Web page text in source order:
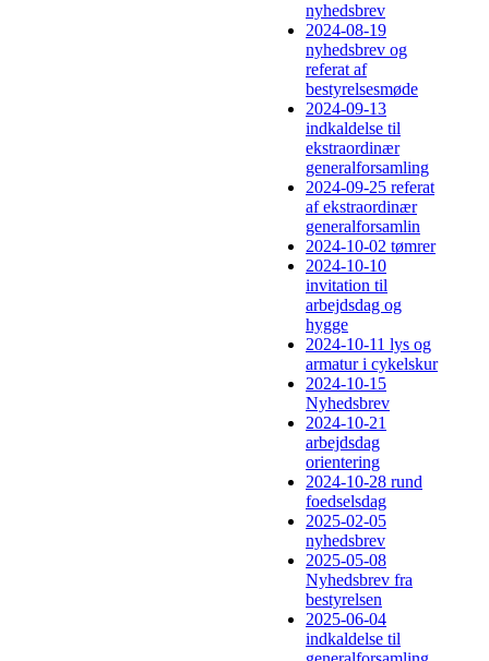
nyhedsbrev
2024-08-19
nyhedsbrev og
referat af
bestyrelsesmøde
2024-09-13
indkaldelse til
ekstraordinær
generalforsamling
2024-09-25 referat
af ekstraordinær
generalforsamlin
2024-10-02 tømrer
2024-10-10
invitation til
arbejdsdag og
hygge
2024-10-11 lys og
armatur i cykelskur
2024-10-15
Nyhedsbrev
2024-10-21
arbejdsdag
orientering
2024-10-28 rund
foedselsdag
2025-02-05
nyhedsbrev
2025-05-08
Nyhedsbrev fra
bestyrelsen
2025-06-04
indkaldelse til